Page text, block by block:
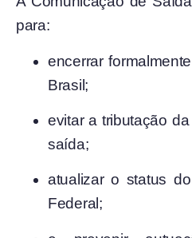
para:
encerrar
Brasil;
evitar a tributação
saída;
atualizar o status
Federal;